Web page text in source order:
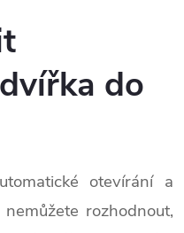
do
otevírání a
rozhodnout,